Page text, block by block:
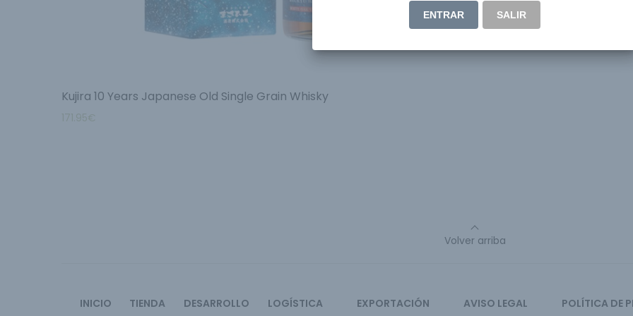
Kujira 10 Years Japanese Old Single Grain Whisky
171.95€
Volver arriba
INICIO TIENDA DESARROLLO LOGÍSTICA EXPORTACIÓN AVISO LEGAL POLÍTICA DE
ENTRAR SALIR